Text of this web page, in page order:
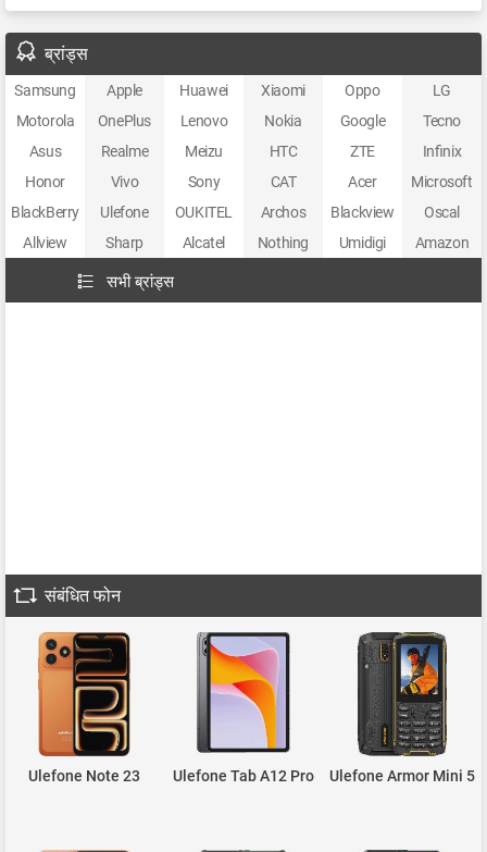
ब्रांड्स
Samsung Apple Huawei Xiaomi Oppo
LG
Motorola
OnePlus Lenovo Nokia Google
Tecno
Asus
Realme Meizu HTC ZTE
Infinix
Honor
Vivo Sony CAT Acer
Microsoft
BlackBerry
Ulefone OUKITEL Archos Blackview
Oscal
Allview
Sharp Alcatel Nothing Umidigi Amazon
सभी ब्रांड्स
संबंधित फोन
Ulefone Note 23 Ulefone Tab A12 Pro Ulefone Armor Mini 5